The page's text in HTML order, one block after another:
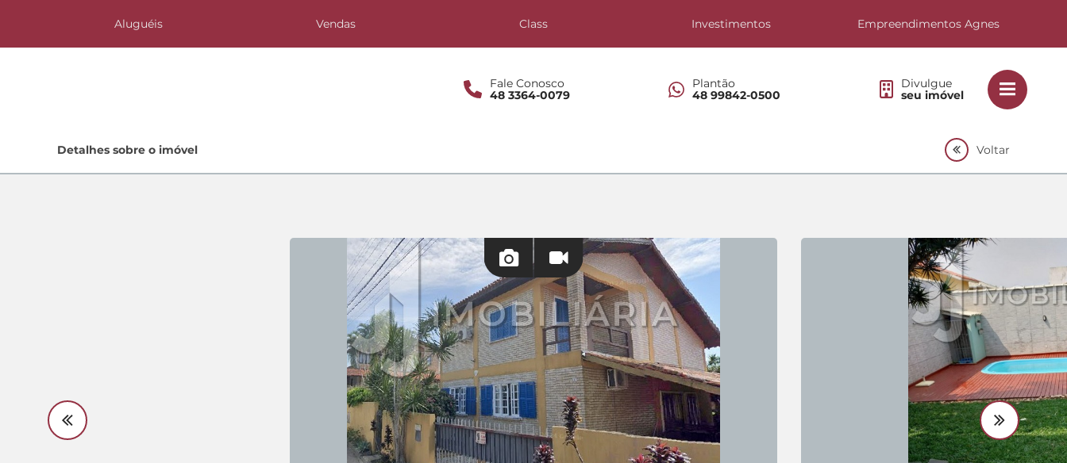
Aluguéis Vendas Class Investimentos Empreendimentos Agnes
Fale Conosco
48 3364-0079
Plantão
48 99842-0500
Divulgue
seu imóvel
Lançamentos
Detalhes sobre o imóvel Voltar